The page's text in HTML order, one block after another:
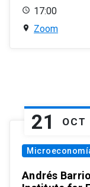
17:00
Zoom
21 OCT
Andrés